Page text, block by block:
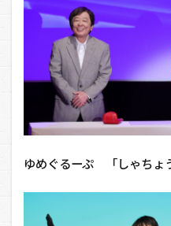
ゆめぐるーぷ 「しゃちょ